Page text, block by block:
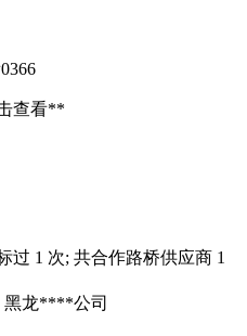
0366
查看**
过 1 次; 共合作路桥供应商 1
黑龙****公司